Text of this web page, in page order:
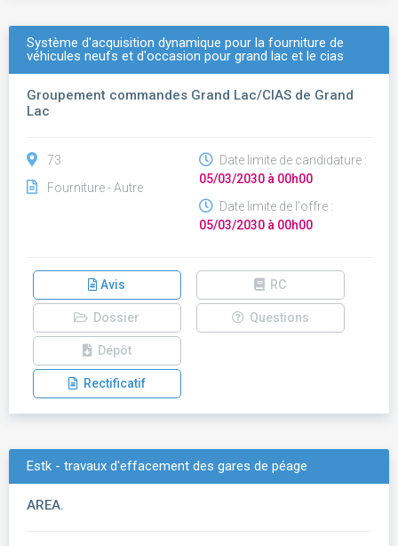
Système d'acquisition dynamique pour la fourniture de
véhicules neufs et d'occasion pour grand lac et le cias
Groupement commandes Grand Lac/CIAS de Grand
Lac
73
Fourniture - Autre
Date limite de candidature :
05/03/2030 à 00h00
Date limite de l'offre :
05/03/2030 à 00h00
Avis RC
Dossier Questions
Dépôt
Rectificatif
Estk - travaux d'effacement des gares de péage
AREA.